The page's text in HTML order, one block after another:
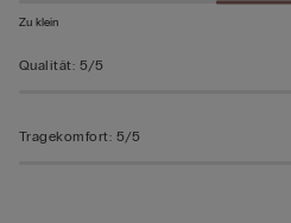
Zu klein
Qualität: 5/5
Tragekomfort: 5/5